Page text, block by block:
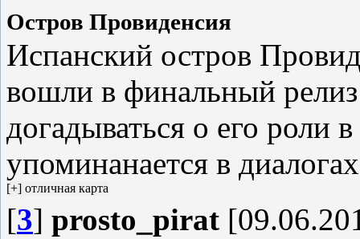
Остров Провиденсия
Испанский остров
вошли в финальный
догадываться о его роли
упоминанается в
[3] prosto_pirat